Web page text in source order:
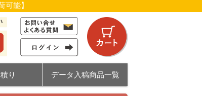
能】
り データ入稿商品一覧